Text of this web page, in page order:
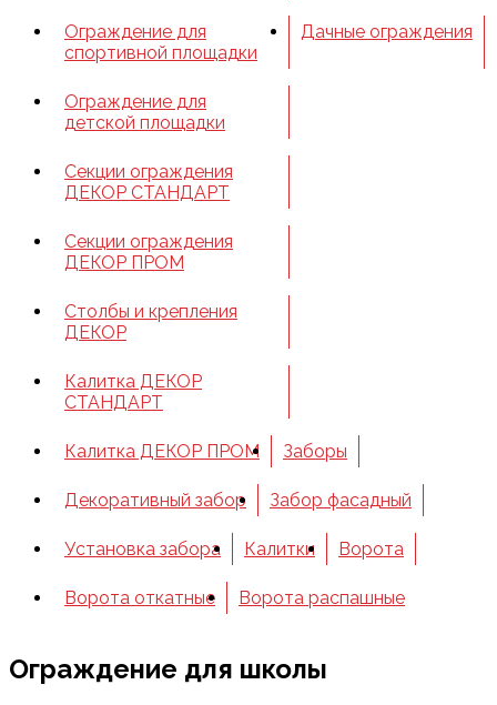
Ограждение для
спортивной площадки
Дачные ограждения
Ограждение для
детской площадки
Секции ограждения
ДЕКОР СТАНДАРТ
Секции ограждения
ДЕКОР ПРОМ
Столбы и крепления
ДЕКОР
Калитка ДЕКОР
СТАНДАРТ
Калитка ДЕКОР ПРОМ Заборы
Декоративный забор Забор фасадный
Установка забора Калитки Ворота
Ворота откатные Ворота распашные
Ограждение для школы